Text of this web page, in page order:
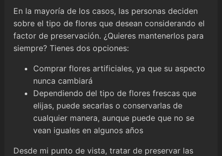
En la mayoría de los casos, las personas deciden
sobre el tipo de flores que desean considerando el
factor de preservación. ¿Quieres mantenerlos para
siempre? Tienes dos opciones:
Comprar flores artificiales, ya que su aspecto
nunca cambiará
Dependiendo del tipo de flores frescas que
elijas, puede secarlas o conservarlas de
cualquier manera, aunque puede que no se
vean iguales en algunos años
Desde mi punto de vista, tratar de preservar las